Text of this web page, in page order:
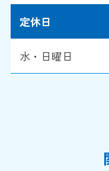
定休日
水・日曜日